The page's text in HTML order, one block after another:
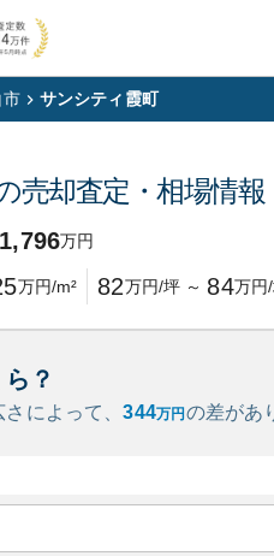
市 サンシティ霞町
売却査定・相場情報
1,796万円
万円/m² 82万円/坪 ～ 84万円
？
さによって、344万円 の差があ